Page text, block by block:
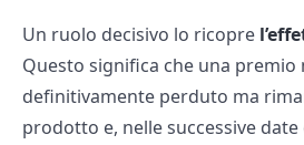
Un ruolo decisivo lo ricopre
Questo significa che una
definitivamente perduto ma
prodotto e, nelle successive